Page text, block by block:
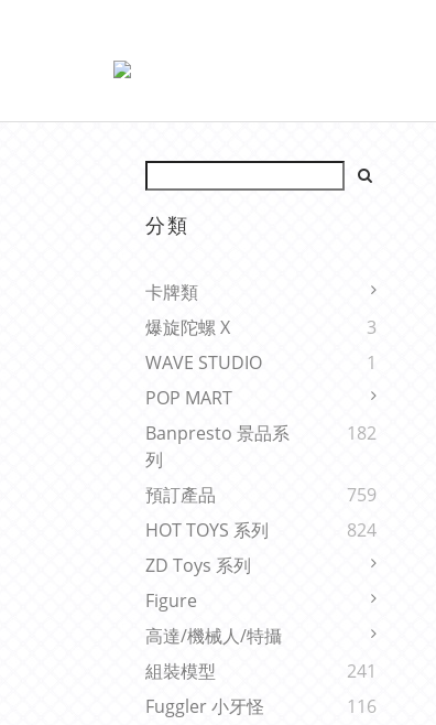
分類
卡牌類
爆旋陀螺 X
3
WAVE STUDIO
1
POP MART
Banpresto 景品系
列
182
預訂產品
759
HOT TOYS 系列
824
ZD Toys 系列
Figure
高達/機械人/特攝
組裝模型
241
Fuggler 小牙怪
116